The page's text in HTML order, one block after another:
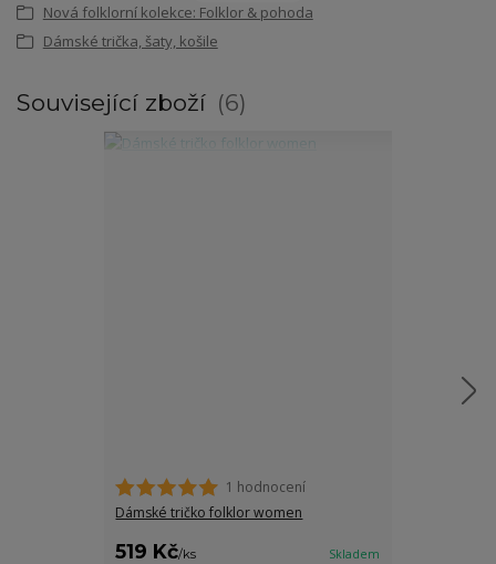
Nová folklorní kolekce: Folklor & pohoda
Dámské trička, šaty, košile
Související zboží 6
1 hodnocení
Dámské tričko folklor women
519 Kč/ks Skladem